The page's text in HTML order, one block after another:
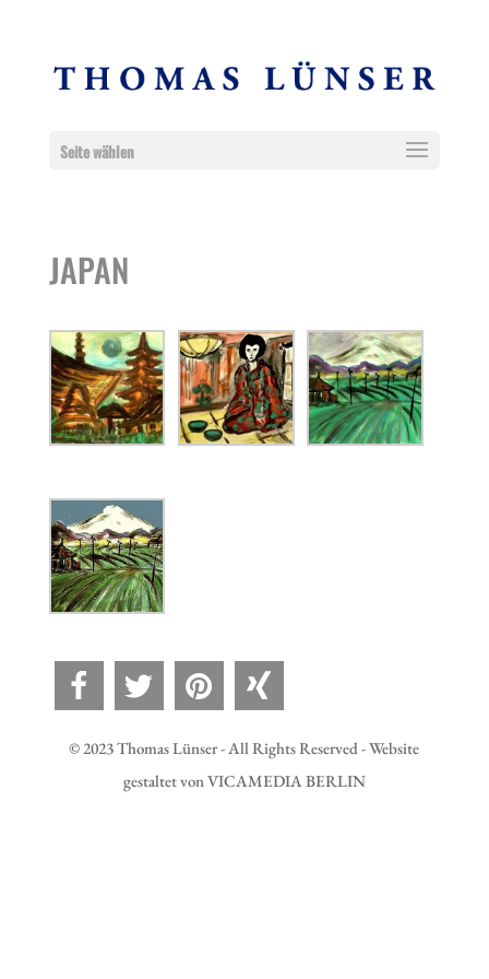
Seite wählen
JAPAN
© 2023 Thomas Lünser - All Rights Reserved - Website
gestaltet von VICAMEDIA BERLIN